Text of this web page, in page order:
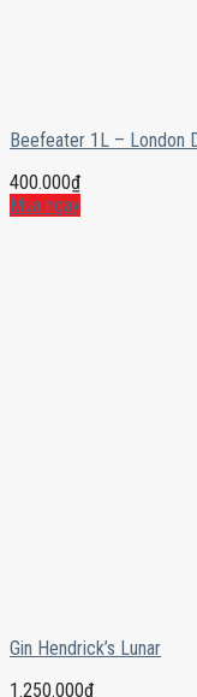
Beefeater 1L – London
400.000₫
Mua ngay
Gin Hendrick’s Lunar
1.250.000₫